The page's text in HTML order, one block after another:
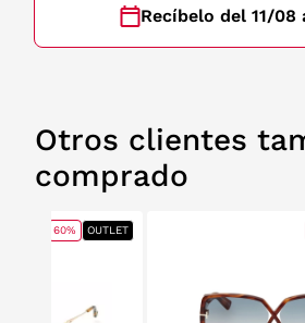
Recíbelo del 11/08
Otros clientes
comprado
60% OUTLET